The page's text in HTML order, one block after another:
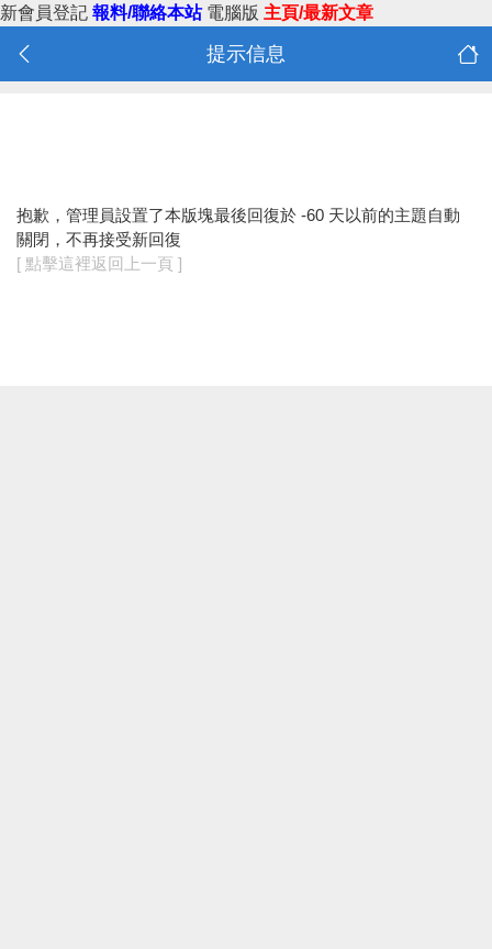
新會員登記 報料/聯絡本站 電腦版 主頁/最新文章
提示信息
抱歉，管理員設置了本版塊最後回復於 -60 天以前的主題自動
關閉，不再接受新回復
[ 點擊這裡返回上一頁 ]